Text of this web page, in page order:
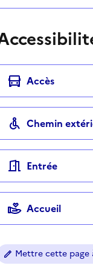
Accès
Chemin
Entrée
Accueil
Mettre cette page